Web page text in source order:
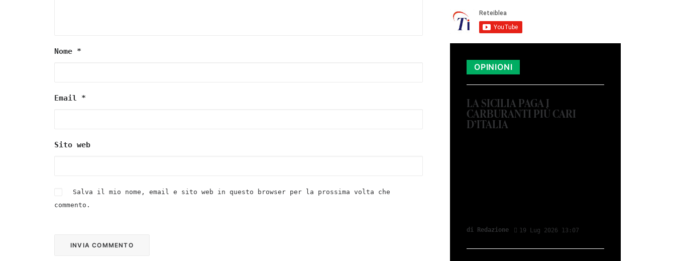
Nome *
Email *
Sito web
Salva il mio nome, email e sito web in questo browser per la prossima volta che
commento.
OPINIONI
LA SICILIA PAGA I
CARBURANTI PIÙ CARI
D’ITALIA
di Redazione 19 Lug 2026 13:07